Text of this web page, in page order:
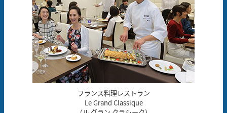
フランス料理レストラン
Le Grand Classique